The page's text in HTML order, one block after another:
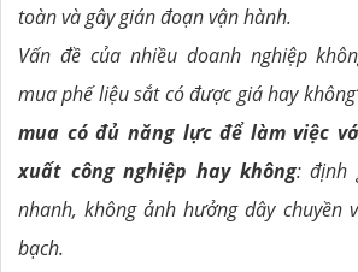
toàn và gây gián đoạn vận hành.
Vấn đề của nhiều doanh nghiệp
mua phế liệu sắt có được giá hay
mua có đủ năng lực để làm việc
xuất công nghiệp hay không: định
nhanh, không ảnh hưởng dây chuyền
bạch.